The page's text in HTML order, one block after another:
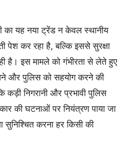
का यह नया ट्रेंड न केवल स्थानीय
पेश कर रहा है, बल्कि इससे सुरक्षा
है। इस मामले को गंभीरता से लेते हुए
और पुलिस को सहयोग करने की
निगरानी और प्रभावी पुलिस
की घटनाओं पर नियंत्रण पाया जा
सुनिश्चित करना हर किसी की